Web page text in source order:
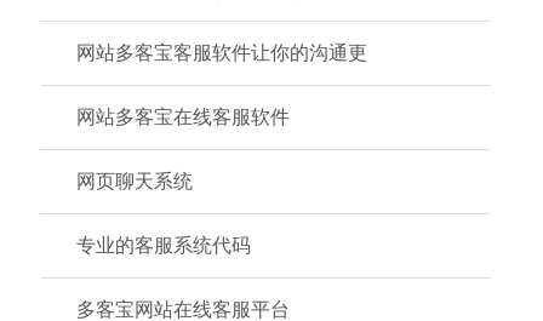
网站多客宝客服软件让你的沟通更
网站多客宝在线客服软件
网页聊天系统
专业的客服系统代码
多客宝网站在线客服平台